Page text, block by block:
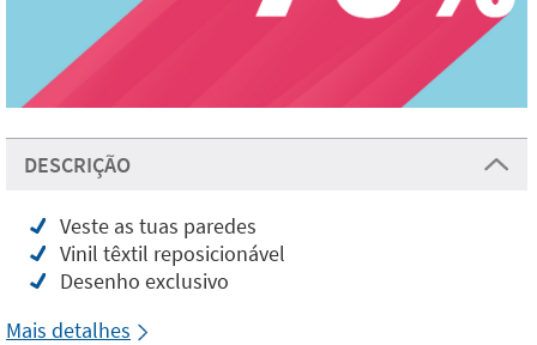
DESCRIÇÃO
Veste as tuas paredes
Vinil têxtil reposicionável
Desenho exclusivo
Mais detalhes